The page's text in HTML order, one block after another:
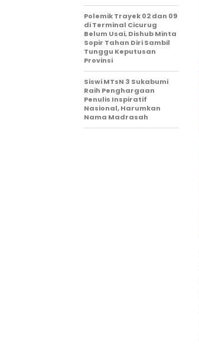
Polemik Trayek 02 dan 09
di Terminal Cicurug
Belum Usai, Dishub Minta
Sopir Tahan Diri Sambil
Tunggu Keputusan
Provinsi
‎Siswi MTsN 3 Sukabumi
Raih Penghargaan
Penulis Inspiratif
Nasional, Harumkan
Nama Madrasah‎